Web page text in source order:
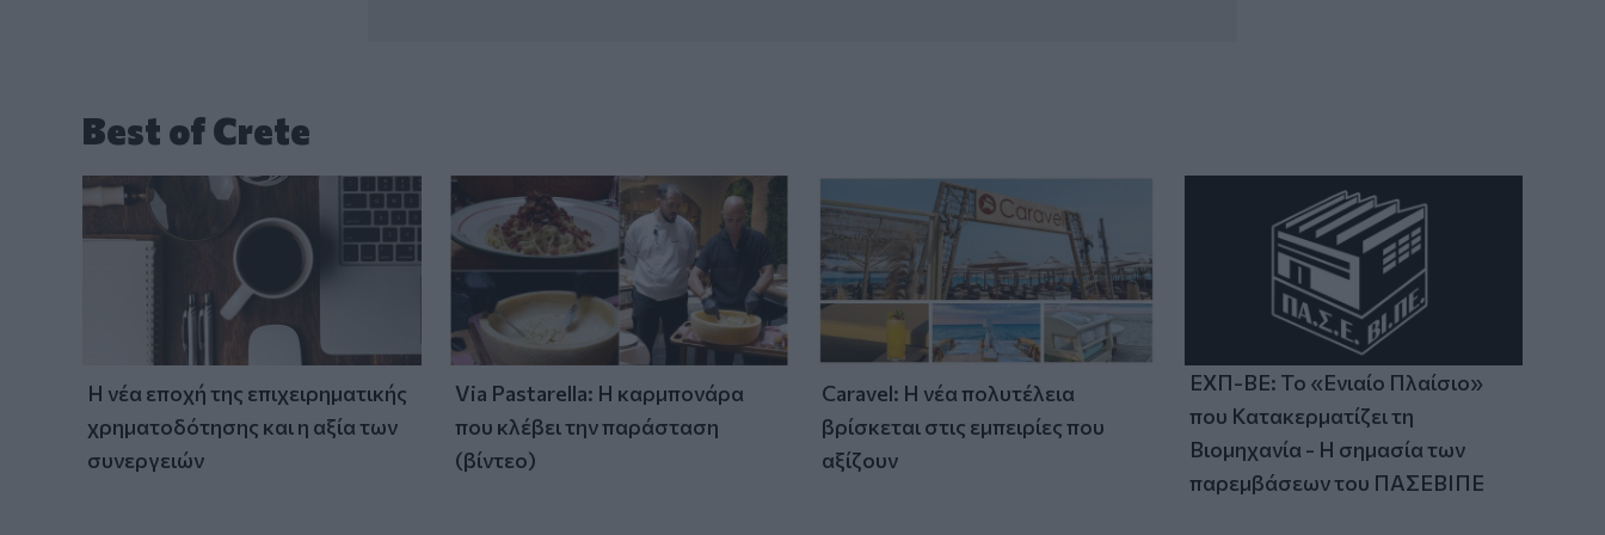
συμπτώματα δεν πρέπει να αγνοούμε
Best of Crete
Η νέα εποχή της επιχειρηματικής
χρηματοδότησης και η αξία των
συνεργειών
Via Pastarella: Η καρμπονάρα
που κλέβει την παράσταση
(βίντεο)
Caravel: Η νέα πολυτέλεια
βρίσκεται στις εμπειρίες που
αξίζουν
ΕΧΠ-ΒΕ: Το «Ενιαίο Πλαίσιο»
που Κατακερματίζει τη
Βιομηχανία - Η σημασία των
παρεμβάσεων του ΠΑΣΕΒΙΠΕ